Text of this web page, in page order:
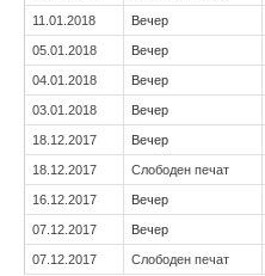
11.01.2018 Вечер
05.01.2018 Вечер
04.01.2018 Вечер
03.01.2018 Вечер
18.12.2017 Вечер
18.12.2017 Слободен печат
16.12.2017 Вечер
07.12.2017 Вечер
07.12.2017 Слободен печат